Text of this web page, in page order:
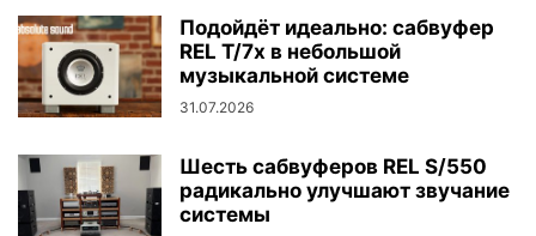
Подойдёт идеально: сабвуфер
REL T/7x в небольшой
музыкальной системе
31.07.2026
Шесть сабвуферов REL S/550
радикально улучшают звучание
системы